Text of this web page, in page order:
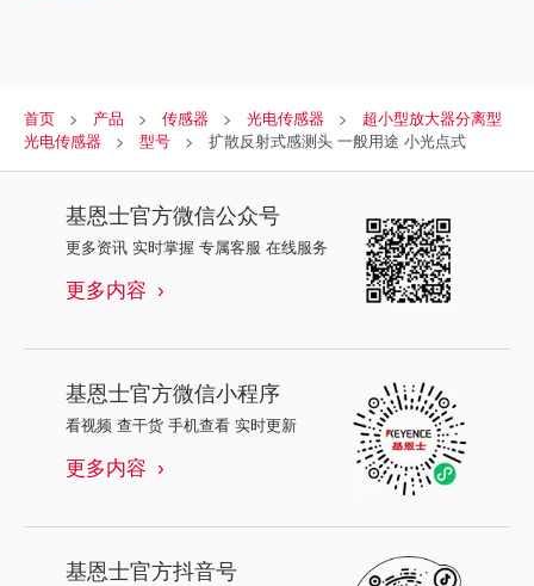
首页 产品 传感器 光电传感器
超小型放大器分离型
光电传感器
型号 扩散反射式感测头 一般用途 小光点式
基恩士官方微信公众号
更多资讯 实时掌握 专属客服 在线服务
更多内容
基恩士官方微信小程序
看视频 查干货 手机查看 实时更新
更多内容
基恩士官方抖音号